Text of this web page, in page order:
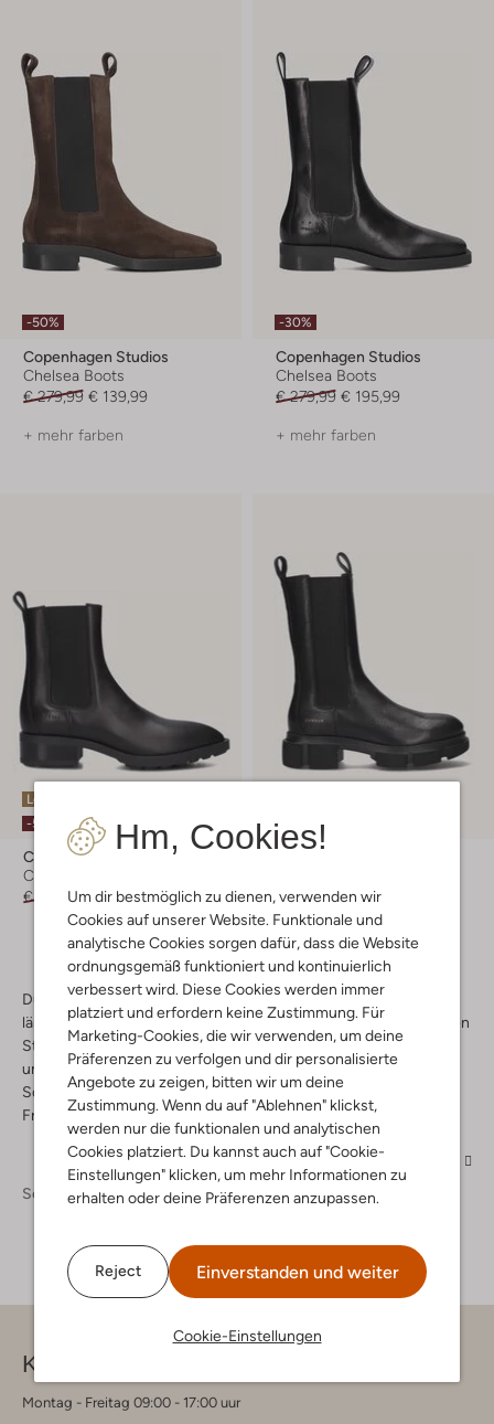
Hm, Cookies!
Um dir bestmöglich zu dienen, verwenden wir
Cookies auf unserer Website. Funktionale und
analytische Cookies sorgen dafür, dass die Website
ordnungsgemäß funktioniert und kontinuierlich
verbessert wird. Diese Cookies werden immer
platziert und erfordern keine Zustimmung. Für
Marketing-Cookies, die wir verwenden, um deine
Präferenzen zu verfolgen und dir personalisierte
Angebote zu zeigen, bitten wir um deine
Zustimmung. Wenn du auf "Ablehnen" klickst,
werden nur die funktionalen und analytischen
Cookies platziert. Du kannst auch auf "Cookie-
Einstellungen" klicken, um mehr Informationen zu
erhalten oder deine Präferenzen anzupassen.
Reject Einverstanden und weiter
Cookie-Einstellungen
-50%
Copenhagen Studios
Chelsea Boots
€ 279,99 € 139,99
+ mehr farben
-30%
Copenhagen Studios
Chelsea Boots
€ 279,99 € 195,99
+ mehr farben
Letzter Artikel
-50%
Copenhagen Studios
Chelsea Boots
€ 239,95 € 119,99
€ 269,99 € 188,99
Du suchst einen Schuh, der sich mit jedem Stil kombinieren
lässt? Dann bist du mit den klassisch geschnittenen Copenhagen
Studios Boots bestens beraten. Sie passen zu Hosen, Röcken
und Kleidern und unterstreichen den urbanen Stil perfekt.
Schuhe von Copenhagen Studios begleiten dich im Job, in der
Freizeit, beim Shopping und vielen weiteren Gelegenheiten.
Schuhe
Boots Boots Damen
Kontakt
Montag - Freitag 09:00 - 17:00 uur